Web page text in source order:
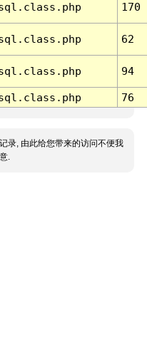
170
62
94
76
录, 由此给您带来的访问不便我
.